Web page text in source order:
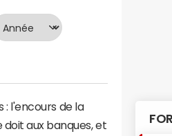
: l'encours de la
aux banques, et